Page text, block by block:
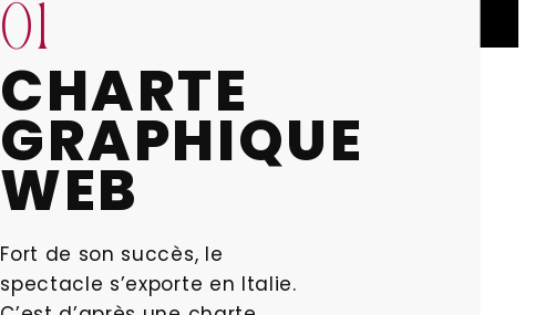
01
CHARTE
GRAPHIQUE
WEB
Fort de son succès, le
spectacle s’exporte en Italie.